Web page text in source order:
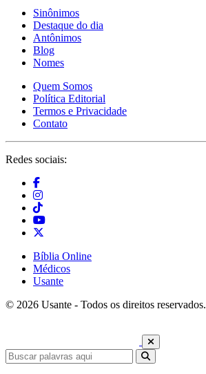
Sinônimos
Destaque do dia
Antônimos
Blog
Nomes
Quem Somos
Política Editorial
Termos e Privacidade
Contato
Redes sociais:
Bíblia Online
Médicos
Usante
© 2026 Usante - Todos os direitos reservados.